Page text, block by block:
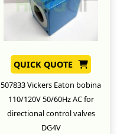
QUICK QUOTE
507833 Vickers Eaton bobina
110/120V 50/60Hz AC for
directional control valves
DG4V